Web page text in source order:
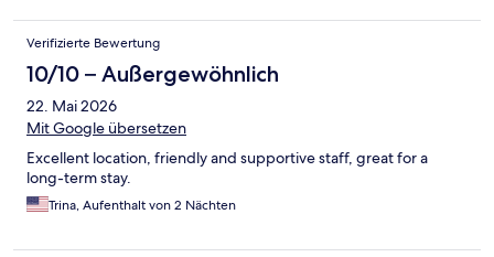
Verifizierte Bewertung
10/10 – Außergewöhnlich
22. Mai 2026
Mit Google übersetzen
Excellent location, friendly and supportive staff, great for a
long-term stay.
Trina, Aufenthalt von 2 Nächten